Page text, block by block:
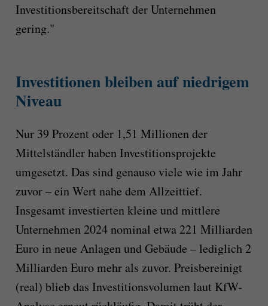
Investitionsbereitschaft der Unternehmen
gering."
Investitionen bleiben auf niedrigem
Niveau
Nur 39 Prozent oder 1,51 Millionen der
Mittelständler haben Investitionsprojekte
umgesetzt. Das sind genauso viele wie im Jahr
zuvor – ein Wert nahe dem Allzeittief.
Insgesamt investierten kleine und mittlere
Unternehmen 2024 nominal etwa 221 Milliarden
Euro in neue Anlagen und Gebäude – lediglich 2
Milliarden Euro mehr als zuvor. Preisbereinigt
(real) blieb das Investitionsvolumen laut KfW-